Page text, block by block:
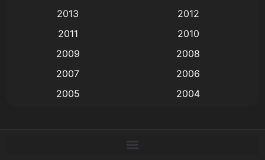
(9)
Big tits (นมใหญ่)
Bitch (ผู้หญิงร่าน)
2013
2012
2011
2010
2009
2008
2007
2006
2005
2004
2001
2000